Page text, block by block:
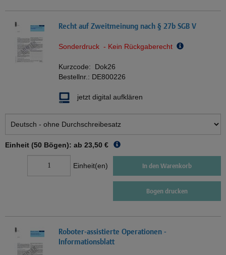
Recht auf Zweitmeinung nach § 27b SGB V
Sonderdruck - Kein Rückgaberecht
Kurzcode: Dok26
Bestellnr.: DE800226
jetzt digital aufklären
Einheit (50 Bögen): ab 23,50 €
Einheit(en) In den Warenkorb
Bogen drucken
Roboter-assistierte Operationen -
Informationsblatt